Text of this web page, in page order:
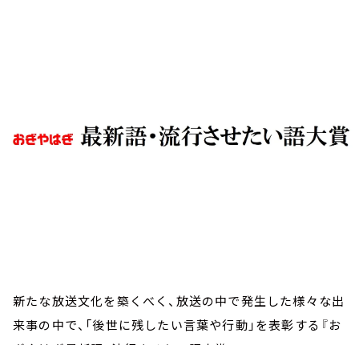
新たな放送文化を築くべく、放送の中で発生した様々な出
来事の中で、「後世に残したい言葉や行動」を表彰する『お